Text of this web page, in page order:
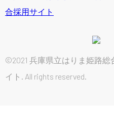
©2021 兵庫県立はりま姫路
イト. All rights reserved.